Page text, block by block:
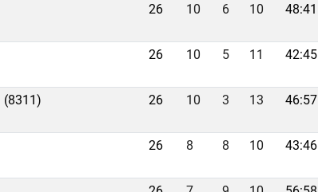
26 10 6 10 48:41
26 10 5 11 42:45
(8311) 26 10 3 13 46:57
26 8 8 10 43:46